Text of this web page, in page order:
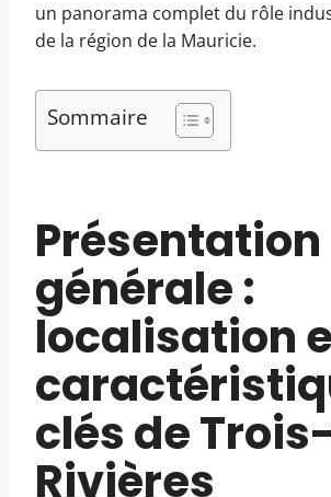
un panorama complet du rôle
de la région de la Mauricie.
Sommaire
Présentation
générale :
localisation
clés de Trois-
Rivières